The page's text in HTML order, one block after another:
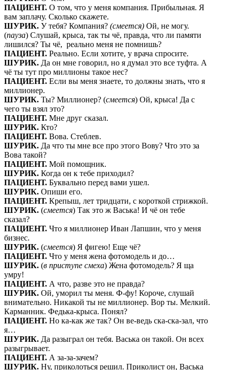
ПАЦИЕНТ. О том, что у меня компания. Прибыльная. Я
вам заплачу. Сколько скажете.
ШУРИК. У тебя? Компания? (смеется) Ой, не могу.
(пауза) Слушай, крыса, так ты чё, правда, что ли памяти
лишился? Ты чё, реально меня не помнишь?
ПАЦИЕНТ. Реально. Если хотите, у врача спросите.
ШУРИК. Да он мне говорил, но я думал это все туфта. А
чё ты тут про миллионы такое нес?
ПАЦИЕНТ. Если вы меня знаете, то должны знать, что я
миллионер.
ШУРИК. Ты? Миллионер? (смеется) Ой, крыса! Да с
чего ты взял это?
ПАЦИЕНТ. Мне друг сказал.
ШУРИК. Кто?
ПАЦИЕНТ. Вова. Стеблев.
ШУРИК. Да что ты мне все про этого Вову? Что это за
Вова такой?
ПАЦИЕНТ. Мой помощник.
ШУРИК. Когда он к тебе приходил?
ПАЦИЕНТ. Буквально перед вами ушел.
ШУРИК. Опиши его.
ПАЦИЕНТ. Крепыш, лет тридцати, с короткой стрижкой.
ШУРИК. (смеется) Так это ж Васька! И чё он тебе
сказал?
ПАЦИЕНТ. Что я миллионер Иван Лапшин, что у меня
бизнес.
ШУРИК. (смеется) Я фигею! Еще чё?
ПАЦИЕНТ. Что у меня жена фотомодель и до…
ШУРИК. (в приступе смеха) Жена фотомодель? Я ща
умру!
ПАЦИЕНТ. А что, разве это не правда?
ШУРИК. Ой, уморил ты меня. Ф-фу! Короче, слушай
внимательно. Никакой ты не миллионер. Вор ты. Мелкий.
Карманник. Федька-крыса. Понял?
ПАЦИЕНТ. Но ка-как же так? Он ве-ведь ска-ска-зал, что
я…
ШУРИК. Да разыграл он тебя. Васька он такой. Он всех
разыгрывает.
ПАЦИЕНТ. А за-за-зачем?
ШУРИК. Ну, приколоться решил. Приколист он, Васька